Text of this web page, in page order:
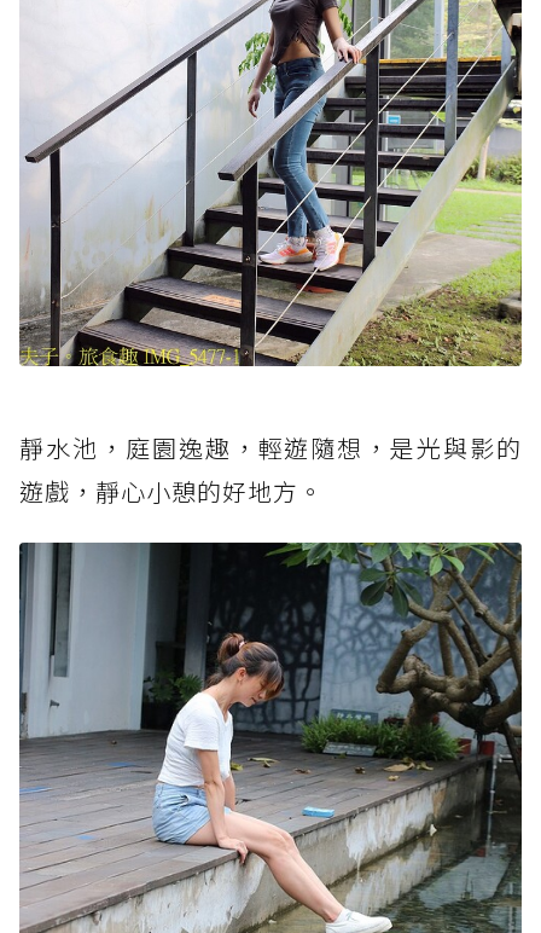
靜水池，庭園逸趣，輕遊隨想，是光與影的
遊戲，靜心小憩的好地方。